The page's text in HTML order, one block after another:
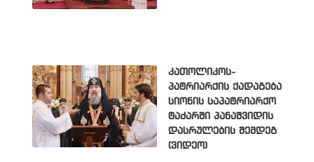
კათოლიკოს-
პატრიარქის ქადაგება
სიონის საპატრიარქო
ტაძარში პანაშვიდის
დასრულების შემდეგ
(ვიდეო)